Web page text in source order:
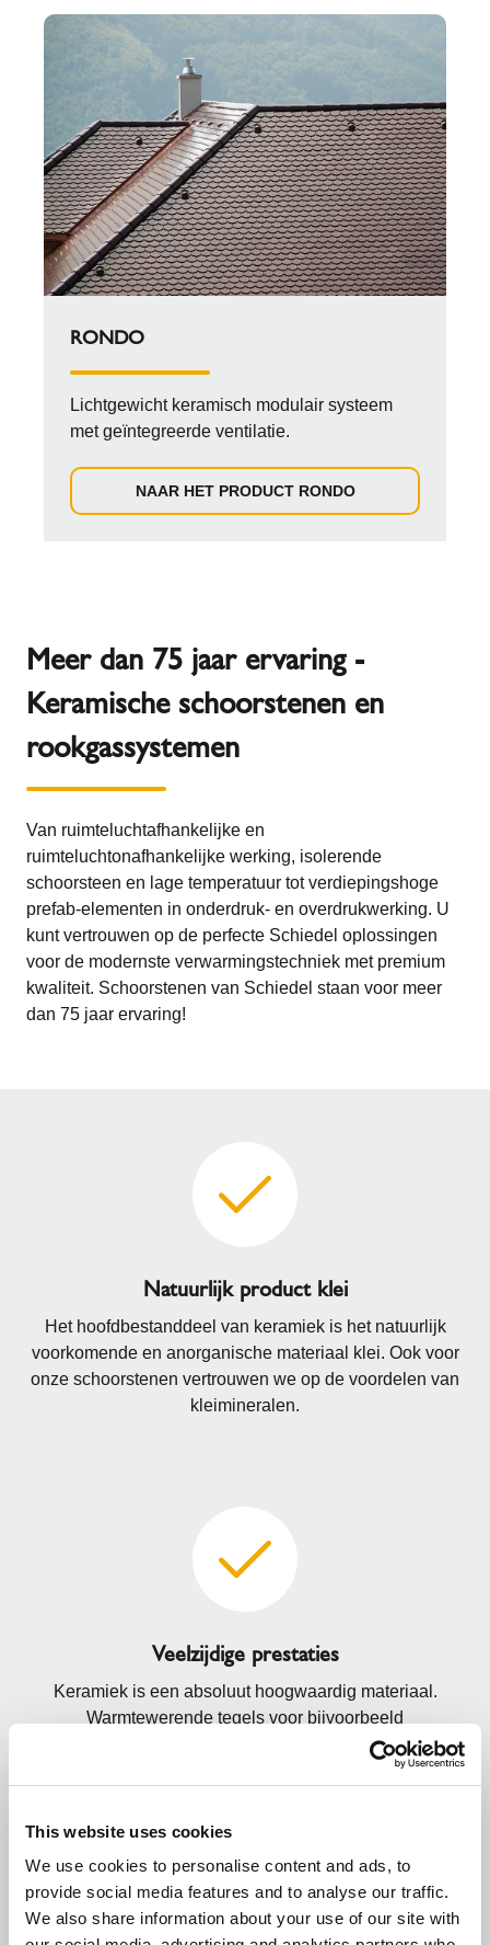
This website uses cookies
We use cookies to personalise content and ads, to
provide social media features and to analyse our traffic.
We also share information about your use of our site with
RONDO
Lichtgewicht keramisch modulair systeem
met geïntegreerde ventilatie.
NAAR HET PRODUCT RONDO
Meer dan 75 jaar ervaring -
Keramische schoorstenen en
rookgassystemen
Van ruimteluchtafhankelijke en
ruimteluchtonafhankelijke werking, isolerende
schoorsteen en lage temperatuur tot verdiepingshoge
prefab-elementen in onderdruk- en overdrukwerking. U
kunt vertrouwen op de perfecte Schiedel oplossingen
voor de modernste verwarmingstechniek met premium
kwaliteit. Schoorstenen van Schiedel staan voor meer
dan 75 jaar ervaring!
Natuurlijk product klei
Het hoofdbestanddeel van keramiek is het natuurlijk
voorkomende en anorganische materiaal klei. Ook voor
onze schoorstenen vertrouwen we op de voordelen van
kleimineralen.
Veelzijdige prestaties
Keramiek is een absoluut hoogwaardig materiaal.
Warmtewerende tegels voor bijvoorbeeld
ruimtevaarttoepassingen moeten extreme temperaturen
kunnen weerstaan en tegelijkertijd een goede